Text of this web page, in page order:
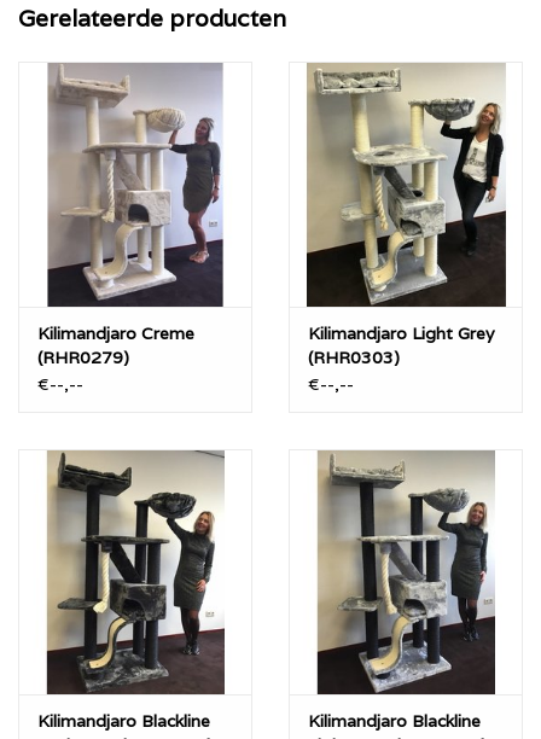
Hangmat: 45cmØ (ruim 20KG draaggewicht)
Beschikbare kleurpatronen:
Creme (Creme Sisal)
Licht Grijs (Creme Sisal)
Donker Grijs (Creme Sisal)
“Blackline” Donker Grijs (Zwart Sisal)
“Blackline” Licht Grijs (Zwart Sisal)
Gerelateerde producten
Kilimandjaro Creme
(RHR0279)
€--,--
Kilimandjaro Light Grey
(RHR0303)
€--,--
Kilimandjaro Blackline
Kilimandjaro Blackline